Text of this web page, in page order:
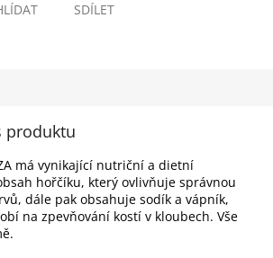
SDÍLET
produktu
má vynikající nutriční a dietní
hořčíku, který ovlivňuje správnou
dále pak obsahuje sodík a vápník,
na zpevňování kostí v kloubech. Vše